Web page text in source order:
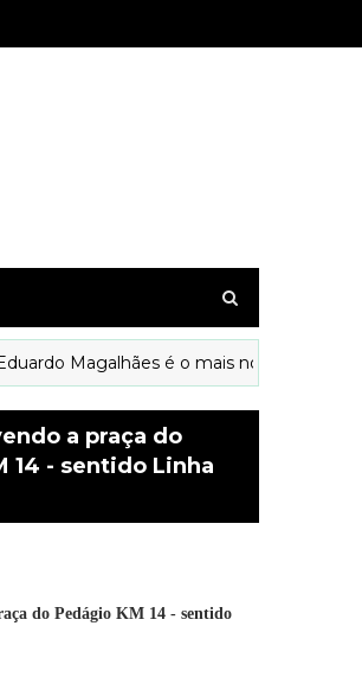
Magalhães é o mais novo município a
a praça do
14 - sentido Linha
do Pedágio KM 14 - sentido